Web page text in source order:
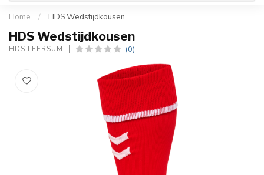
Home / HDS Wedstijdkousen
HDS Wedstijdkousen
HDS LEERSUM (0)